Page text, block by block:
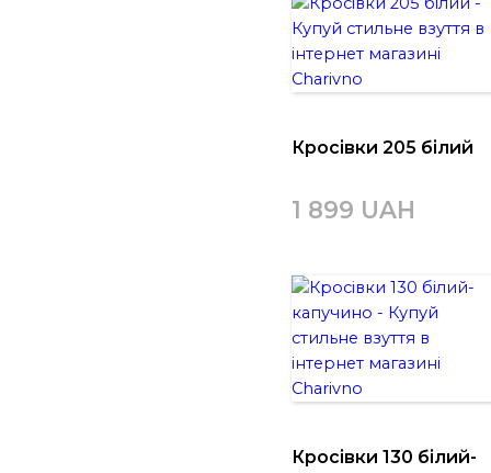
Кросівки 205 білий
1 899 UAH
Кросівки 130 білий-